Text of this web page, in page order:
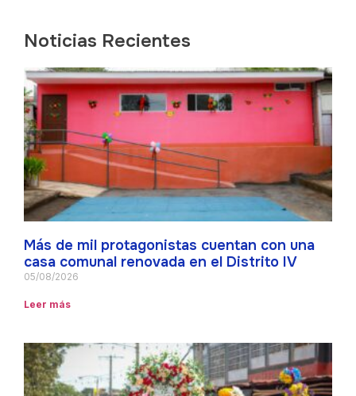
Noticias Recientes
Más de mil protagonistas cuentan con una
casa comunal renovada en el Distrito IV
05/08/2026
Leer más